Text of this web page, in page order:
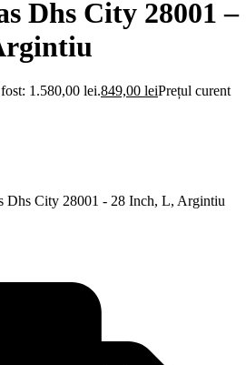
Dhs City 28001 –
1.580,00 lei.849,00 leiPrețul curent
Dhs City 28001 - 28 Inch, L, Argintiu